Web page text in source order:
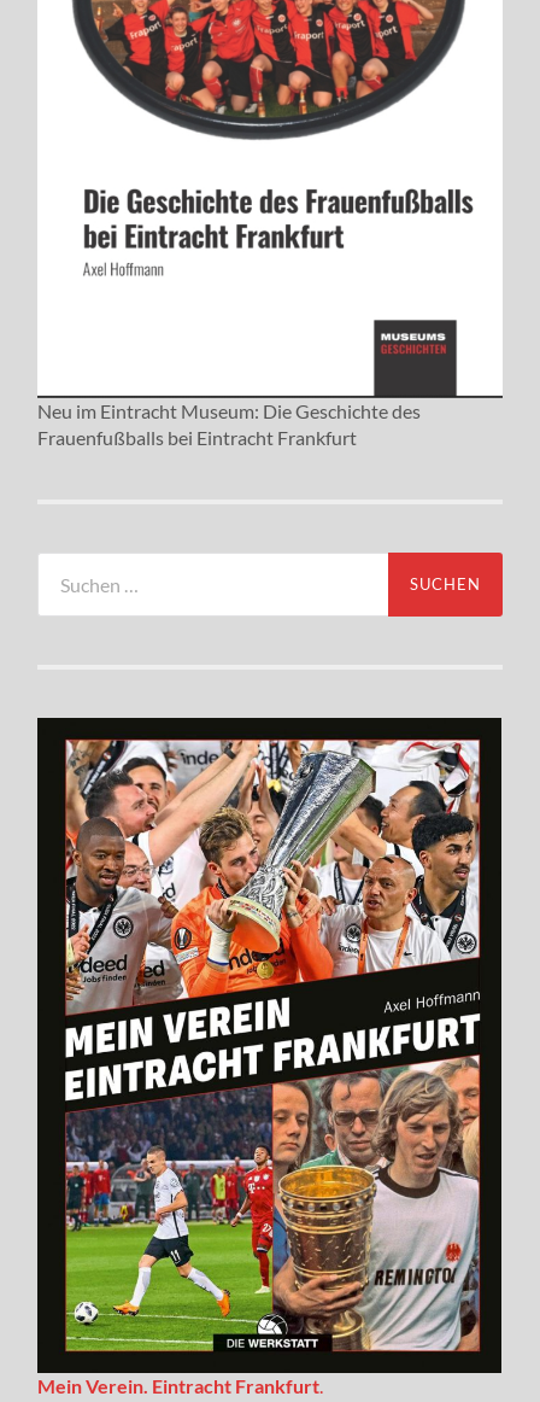
Neu im Eintracht Museum: Die Geschichte des
Frauenfußballs bei Eintracht Frankfurt
nach:
Mein Verein. Eintracht Frankfurt